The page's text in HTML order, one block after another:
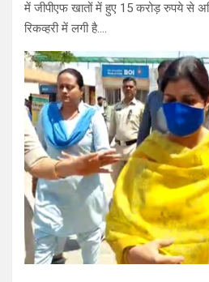
में जीपीएफ खातों में हुए 15 करोड़ रुपये से
रिकव्हरी में लगी है….